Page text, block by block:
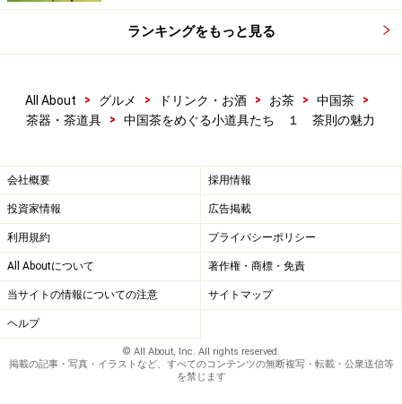
ランキングをもっと見る
All About > グルメ > ドリンク・お酒 > お茶 > 中国茶
>
茶器・茶道具
> 中国茶をめぐる小道具たち １ 茶則の魅力
会社概要 採用情報
投資家情報 広告掲載
利用規約 プライバシーポリシー
All Aboutについて 著作権・商標・免責
当サイトの情報についての注意 サイトマップ
ヘルプ
© All About, Inc. All rights reserved.
掲載の記事・写真・イラストなど、すべてのコンテンツの無断複写・転載・公衆送信等
を禁じます